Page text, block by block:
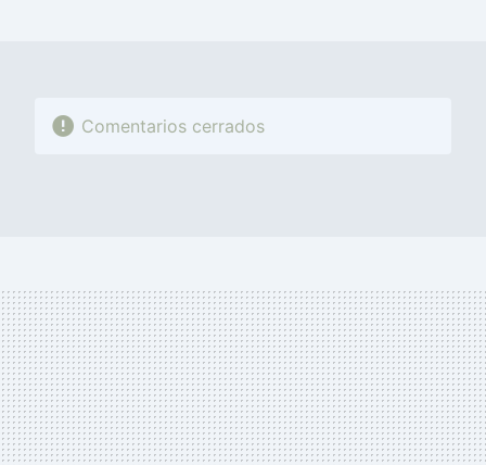
Comentarios cerrados